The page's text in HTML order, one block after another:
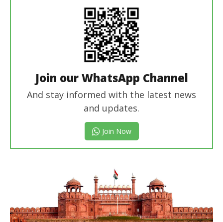
Join our WhatsApp Channel
And stay informed with the latest news
and updates.
Join Now